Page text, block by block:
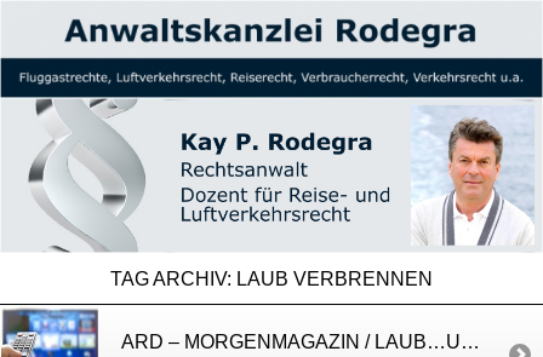
TAG ARCHIV: LAUB VERBRENNEN
ARD – MORGENMAGAZIN / LAUB…UND ANDERE HERBSTTHEMEN